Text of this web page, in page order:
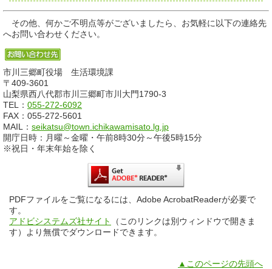
その他、何かご不明点等がございましたら、お気軽に以下の連絡先
へお問い合わせください。
市川三郷町役場 生活環境課
〒409-3601
山梨県西八代郡市川三郷町市川大門1790-3
TEL： 055-272-6092
FAX：055-272-5601
MAIL： seikatsu@town.ichikawamisato.lg.jp
開庁日時：月曜～金曜・午前8時30分～午後5時15分
※祝日・年末年始を除く
PDFファイルをご覧になるには、Adobe AcrobatReaderが必要で
す。
アドビシステムズ社サイト
（このリンクは別ウィンドウで開きま
す）より無償でダウンロードできます。
▲このページの先頭へ